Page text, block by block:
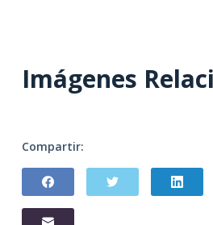
Imágenes
Compartir: